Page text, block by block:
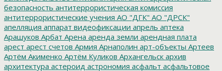
безопасность антитеррористическая комиссия
антитеррористические учения АО "ДГК" АО "ДРСК"
апелляция аппарат видеофиксации апрель аптека
Арашуков Арбат Арена аренда земли арендная плата
арест арест счетов Армия Арнаполин арт-объекты Артеев
Артём Акименко Артём Куликов Архангельск архив
архитектура астероид астрономия асфальт асфальтовое